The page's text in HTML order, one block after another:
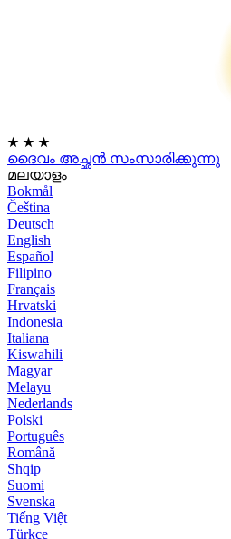
★ ★ ★
ദൈവം അച്ഛൻ സംസാരിക്കുന്നു
മലയാളം
Bokmål
Čeština
Deutsch
English
Español
Filipino
Français
Hrvatski
Indonesia
Italiana
Kiswahili
Magyar
Melayu
Nederlands
Polski
Português
Română
Shqip
Suomi
Svenska
Tiếng Việt
Türkçe